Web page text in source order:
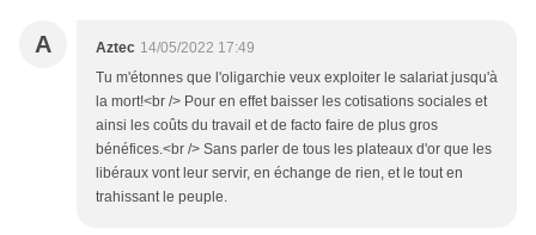
A Aztec 14/05/2022 17:49
Tu m'étonnes que l'oligarchie veux exploiter le salariat jusqu'à
la mort!<br /> Pour en effet baisser les cotisations sociales et
ainsi les coûts du travail et de facto faire de plus gros
bénéfices.<br /> Sans parler de tous les plateaux d'or que les
libéraux vont leur servir, en échange de rien, et le tout en
trahissant le peuple.